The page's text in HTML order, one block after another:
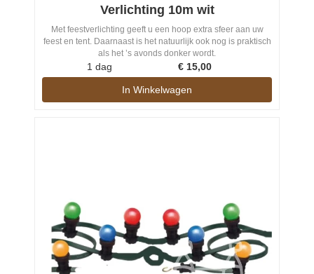
Verlichting 10m wit
Met feestverlichting geeft u een hoop extra sfeer aan uw
feest en tent. Daarnaast is het natuurlijk ook nog is praktisch
als het ’s avonds donker wordt.
1 dag € 15,00
In Winkelwagen